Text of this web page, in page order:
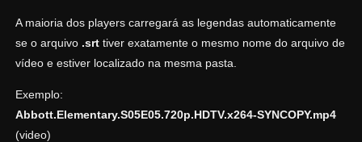
A maioria dos players carregará as legendas automaticamente
se o arquivo .srttiver exatamente o mesmo nome do arquivo de
vídeo e estiver localizado na mesma pasta.
Exemplo:
Abbott.Elementary.S05E05.720p.HDTV.x264-SYNCOPY.mp4
(video)